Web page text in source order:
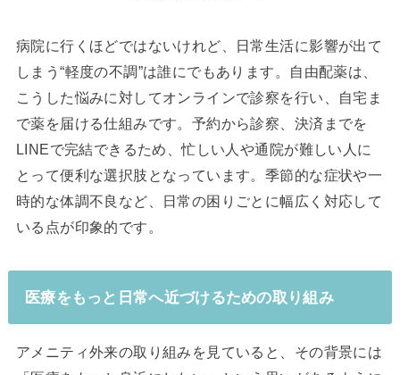
病院に行くほどではないけれど、日常生活に影響が出て
しまう“軽度の不調”は誰にでもあります。自由配薬は、
こうした悩みに対してオンラインで診察を行い、自宅ま
で薬を届ける仕組みです。予約から診察、決済までを
LINEで完結できるため、忙しい人や通院が難しい人に
とって便利な選択肢となっています。季節的な症状や一
時的な体調不良など、日常の困りごとに幅広く対応して
いる点が印象的です。
医療をもっと日常へ近づけるための取り組み
アメニティ外来の取り組みを見ていると、その背景には